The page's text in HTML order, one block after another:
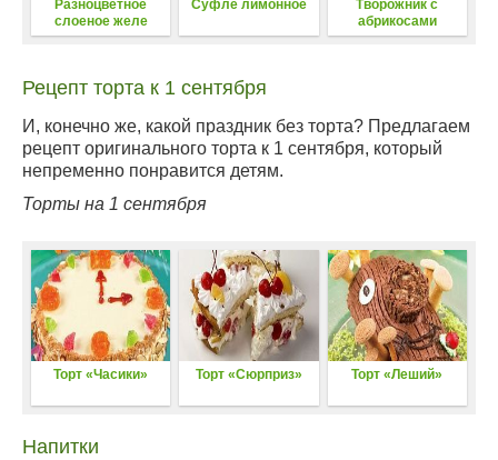
Разноцветное
слоеное желе
Суфле лимонное
Творожник с
абрикосами
Рецепт торта к 1 сентября
И, конечно же, какой праздник без торта? Предлагаем
рецепт оригинального торта к 1 сентября, который
непременно понравится детям.
Торты на 1 сентября
Торт «Часики» Торт «Сюрприз» Торт «Леший»
Напитки